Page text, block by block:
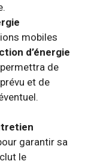
mobiles
d’énergie
de
et de
garantir sa
le